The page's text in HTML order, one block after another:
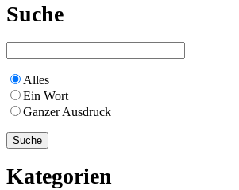
Suche
Alles
Ein Wort
Ganzer Ausdruck
Kategorien